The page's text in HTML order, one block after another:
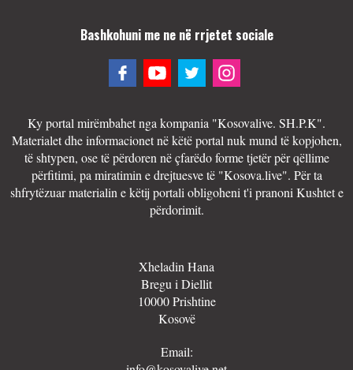
Bashkohuni me ne në rrjetet sociale
Ky portal mirëmbahet nga kompania "Kosovalive. SH.P.K".
Materialet dhe informacionet në këtë portal nuk mund të kopjohen,
të shtypen, ose të përdoren në çfarëdo forme tjetër për qëllime
përfitimi, pa miratimin e drejtuesve të "Kosova.live". Për ta
shfrytëzuar materialin e këtij portali obligoheni t'i pranoni Kushtet e
përdorimit.
Xheladin Hana
Bregu i Diellit
10000 Prishtine
Kosovë
Email: